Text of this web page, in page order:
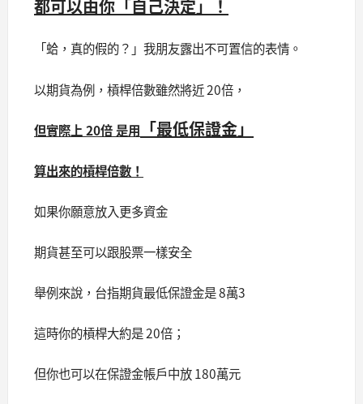
都可以由你「自己決定」！
「蛤，真的假的？」我朋友露出不可置信的表情。
以期貨為例，槓桿倍數雖然將近 20倍，
但實際上 20倍 是用 「最低保證金」
算出來的槓桿倍數！
如果你願意放入更多資金
期貨甚至可以跟股票一樣安全
舉例來說，台指期貨最低保證金是 8萬3
這時你的槓桿大約是 20倍；
但你也可以在保證金帳戶中放 180萬元